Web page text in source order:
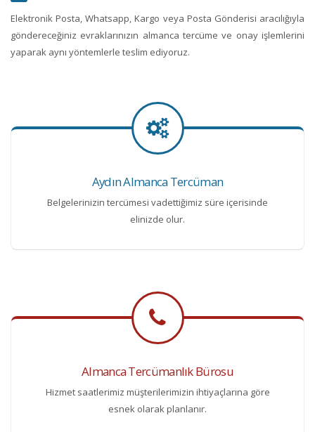
Elektronik Posta, Whatsapp, Kargo veya Posta Gönderisi aracılığıyla
göndereceğiniz evraklarınızın almanca tercüme ve onay işlemlerini
yaparak aynı yöntemlerle teslim ediyoruz.
Aydın Almanca Tercüman
Belgelerinizin tercümesi vadettiğimiz süre içerisinde
elinizde olur.
Almanca Tercümanlık Bürosu
Hizmet saatlerimiz müşterilerimizin ihtiyaçlarına göre
esnek olarak planlanır.